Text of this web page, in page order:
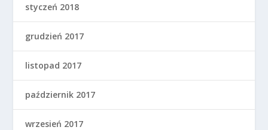
styczeń 2018
grudzień 2017
listopad 2017
październik 2017
wrzesień 2017